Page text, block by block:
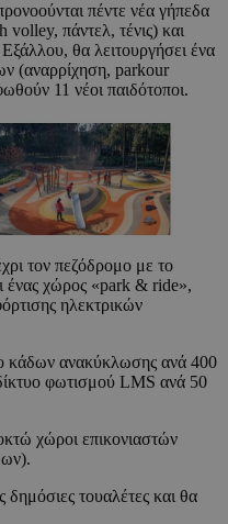
πέντε νέα γήπεδα
πάντελ, τένις) και
θα λειτουργήσει ένα
(αναρρίχηση, parkour
11 νέοι παιδότοποι.
τον πεζόδρομο με το
ένας χώρος «park & ride»,
ηλεκτρικών
κάδων ανακύκλωσης ανά 400
φωτισμού LMS ανά 50
χώροι επικονιαστών
τουαλέτες και θα